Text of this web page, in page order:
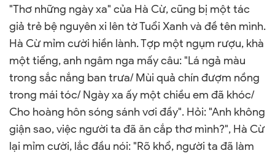
"Thơ những ngày xa" của Hà Cừ, cũng bị một tác
giả trẻ bệ nguyên xi lên tờ Tuổi Xanh và đề tên mình.
Hà Cừ mỉm cười hiền lành. Tợp một ngụm rượu, khà
một tiếng, anh ngâm nga mấy câu: "Lá ngả màu
trong sắc nắng ban trưa/ Mùi quả chín đượm nồng
trong mái tóc/ Ngày xa ấy một chiều em đã khóc/
Cho hoàng hôn sóng sánh vơi đầy". Hỏi: "Anh không
giận sao, việc người ta đã ăn cắp thơ mình?", Hà Cừ
lại mỉm cười, lắc đầu nói: "Rõ khổ, người ta đã làm